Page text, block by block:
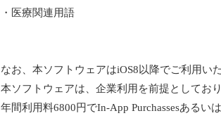
・医療関連用語
なお、本ソフトウェアはiOS8以降でご利用い
本ソフトウェアは、企業利用を前提としてお
年間利用料6800円でIn-App Purchassesあるい